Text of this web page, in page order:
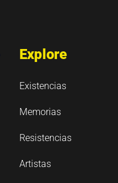
Explore
Existencias
Memorias
Resistencias
Artistas